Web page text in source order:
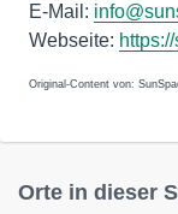
E-Mail:
Webseite:
Original-Content von:
Orte in dieser